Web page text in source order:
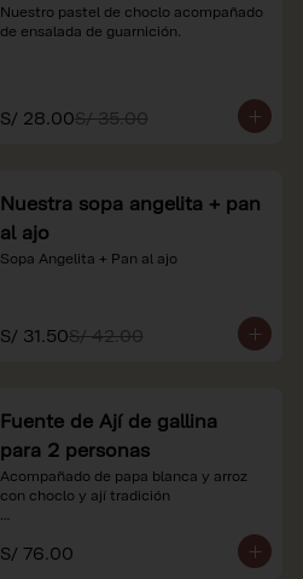
Nuestro pastel de choclo acompañado
de ensalada de guarnición.
S/ 28.00S/ 35.00
Nuestra sopa angelita + pan
al ajo
Sopa Angelita + Pan al ajo
S/ 31.50S/ 42.00
Fuente de Ají de gallina
para 2 personas
Acompañado de papa blanca y arroz
con choclo y ají tradición
*Nuestros precios están expresados en
soles e incluyen impuestos de ley y
S/ 76.00